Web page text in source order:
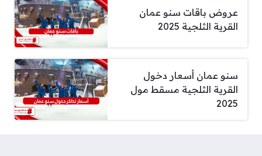
عروض باقات سنو عمان
القرية الثلجية 2025
سنو عمان أسعار دخول
القرية الثلجية مسقط مول
2025